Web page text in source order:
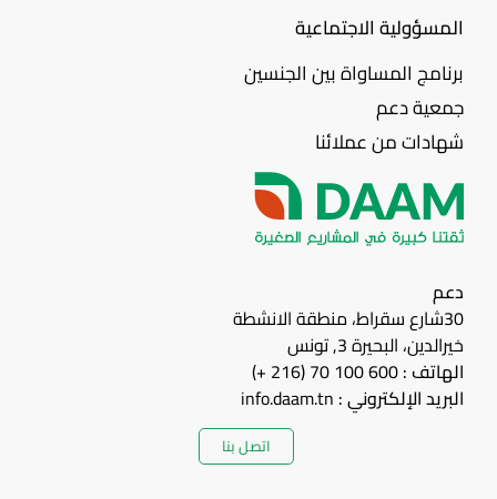
المسؤولية الاجتماعية
برنامج المساواة بين الجنسين
جمعية دعم
شهادات من عملائنا
دعم
30شارع سقراط، منطقة الانشطة
خيرالدين، البحيرة 3, تونس
الهاتف :600 100 70 (216 +)
البريد الإلكتروني : info.daam.tn
اتصل بنا